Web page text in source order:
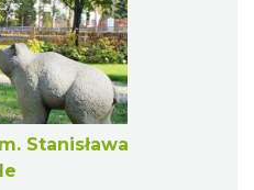
Stanisława